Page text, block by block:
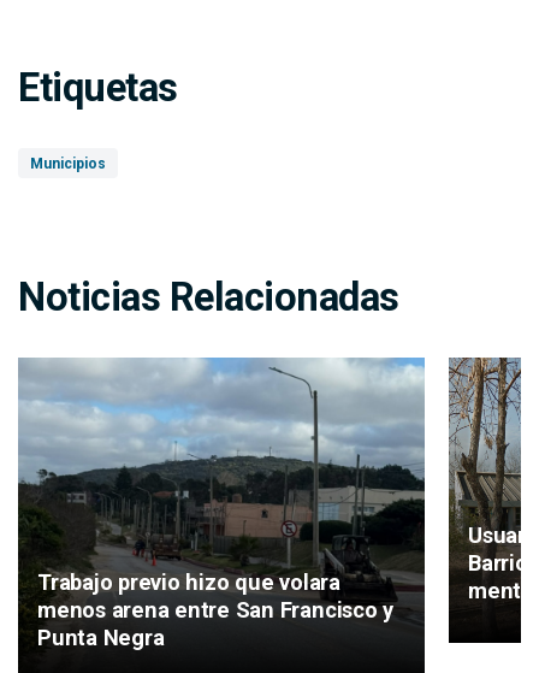
Etiquetas
Municipios
Noticias Relacionadas
Trabajo previo hizo que volara
menos arena entre San Francisco y
Punta Negra